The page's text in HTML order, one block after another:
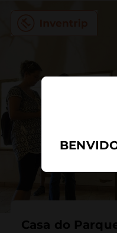
Casa do